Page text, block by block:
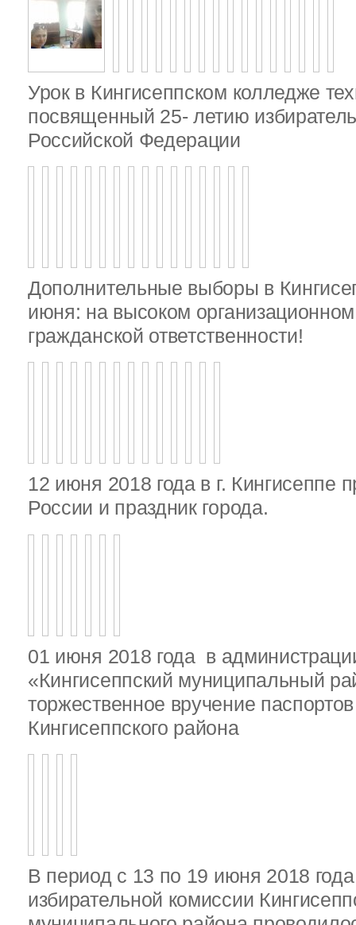
Урок в Кингисеппском колледже
посвященный 25- летию
Российской Федерации
Дополнительные выборы в
июня: на высоком
гражданской ответственности!
12 июня 2018 года в г. Кингисеппе
России и праздник города.
01 июня 2018 года в
«Кингисеппский муниципальный
торжественное вручение
Кингисеппского района
В период с 13 по 19 июня 2018
избирательной комиссии